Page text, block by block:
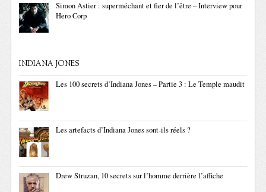
Simon Astier : superméchant et fier de l’être – Interview pour
Hero Corp
INDIANA JONES
Les 100 secrets d’Indiana Jones – Partie 3 : Le Temple maudit
Les artefacts d’Indiana Jones sont-ils réels ?
Drew Struzan, 10 secrets sur l’homme derrière l’affiche